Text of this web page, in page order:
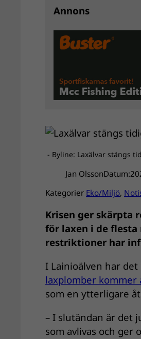
Annons
- Byline: Laxälvar stängs
Jan OlssonDatum:
Kategorier Eko/Miljö,
Krisen ger skärpta
för laxen i de
restriktioner har
I Lainioälven har
laxplomber kommer
som en ytterligare
– I slutändan är det
som avlivas och ger